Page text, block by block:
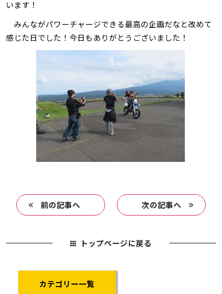
います！
みんながパワーチャージできる最高の企画だなと改めて
感じた日でした！今日もありがとうございました！
カテゴリー一覧
前の記事へ 次の記事へ
トップページに戻る